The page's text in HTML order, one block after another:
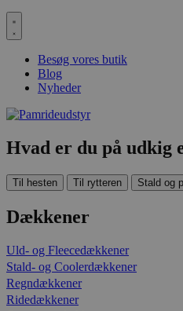
Besøg vores butik
Blog
Nyheder
Hvad er du på udkig
Til hesten Til rytteren Stald og
Dækkener
Uld- og Fleecedækkener
Stald- og Coolerdækkener
Regndækkener
Ridedækkener